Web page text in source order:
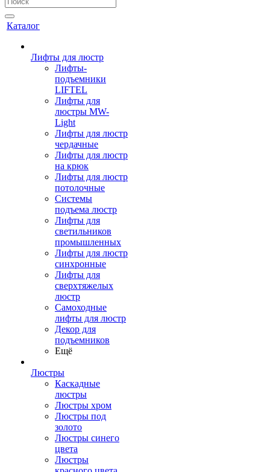
Каталог
Лифты для люстр
Лифты-
подъемники
LIFTEL
Лифты для
люстры MW-
Light
Лифты для люстр
чердачные
Лифты для люстр
на крюк
Лифты для люстр
потолочные
Системы
подъема люстр
Лифты для
светильников
промышленных
Лифты для люстр
синхронные
Лифты для
сверхтяжелых
люстр
Самоходные
лифты для люстр
Декор для
подъемников
Ещё
Люстры
Каскадные
люстры
Люстры хром
Люстры под
золото
Люстры синего
цвета
Люстры